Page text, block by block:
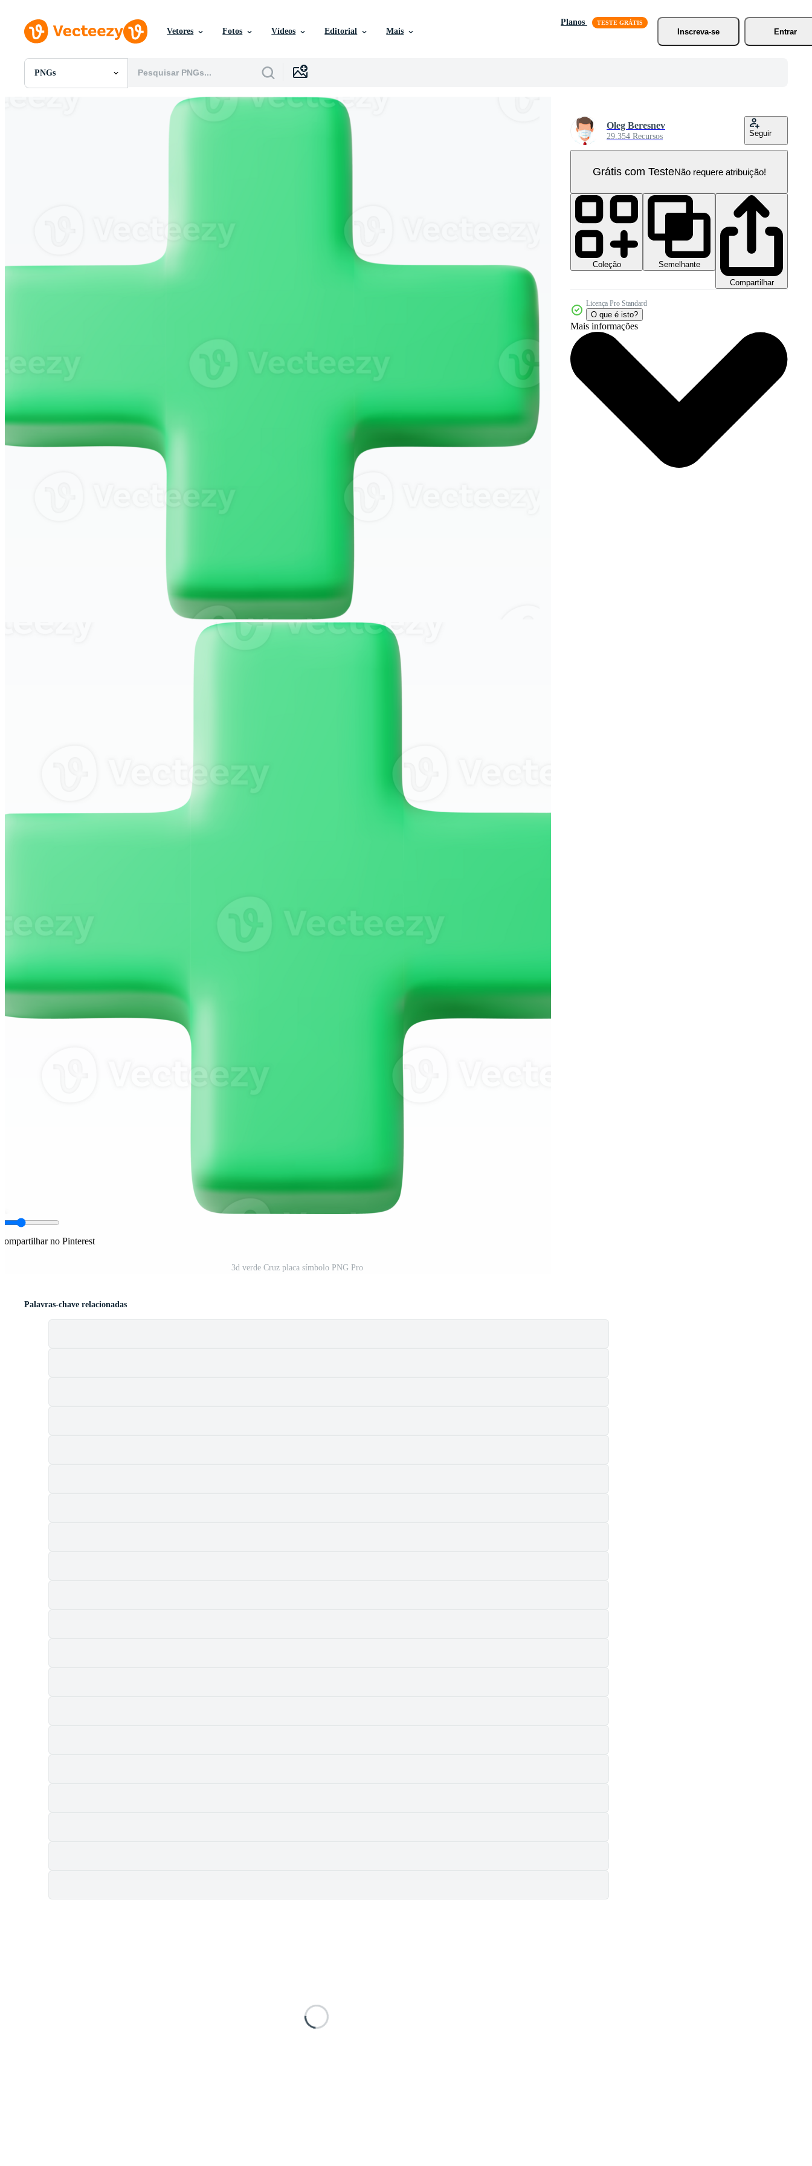
Vetores Fotos Vídeos Editorial Mais
Planos
Inscreva-se
Entrar
PNGs
Todas Imagens
no Pinterest
3d verde Cruz placa símbolo PNG Pro
Oleg Beresnev
29.354 Recursos Seguir
Grátis com TesteNão requere atribuição!
Coleção
Semelhante
Compartilhar
Licença Pro Standard
O que é isto?
Mais informações
Palavras-chave relacionadas